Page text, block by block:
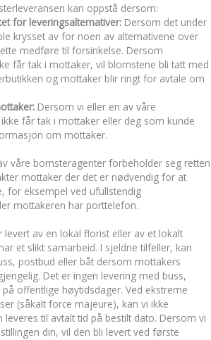
kan oppstå dersom:
for leveringsalternativer: Dersom det under
krysset av for noen av alternativene over
medføre til forsinkelse. Dersom
får tak i mottaker, vil blomstene bli tatt med
og mottaker blir ringt for avtale om
Dersom vi eller en av våre
får tak i mottaker eller deg som kunde
om mottaker.
våre bomsteragenter forbeholder seg retten
mottaker der det er nødvendig for at
for eksempel ved ufullstendig
mottakeren har porttelefon.
levert av en lokal florist eller av et lokalt
et slikt samarbeid. I sjeldne tilfeller, kan
postbud eller båt dersom mottakers
Det er ingen levering med buss,
offentlige høytidsdager. Ved ekstreme
(såkalt force majeure), kan vi ikke
leveres til avtalt tid på bestilt dato. Dersom vi
din, vil den bli levert ved første